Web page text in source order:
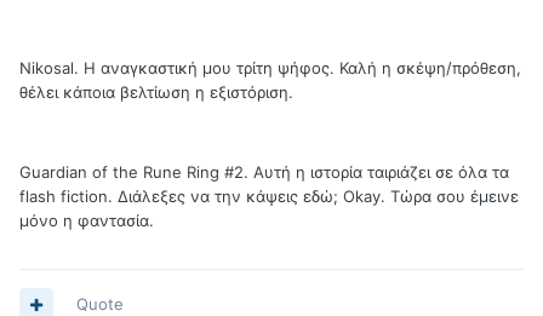
Nikosal. Η αναγκαστική μου τρίτη ψήφος. Καλή η σκέψη/πρόθεση,
θέλει κάποια βελτίωση η εξιστόριση.
Guardian of the Rune Ring #2. Αυτή η ιστορία ταιριάζει σε όλα τα
flash fiction. Διάλεξες να την κάψεις εδώ; Okay. Τώρα σου έμεινε
μόνο η φαντασία.
Quote